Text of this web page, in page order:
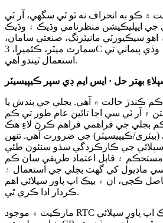
۾ ڪو به انحراف نه ٿو ٿي سگهي، آر ٽي
جي ايپليڪيشن منظرنامي وڌيڪ ۽ وڌيڪ
اهو سيڪيورٽي مانيٽرنگ، صنعتي سامان،
سمارٽ ميٽر، ڪئميرا، 3C پراڊڪٽس ۽ ٻين شعبن ۾ وڏي پيماني تي
استعمال ٿيندو آهي.
بهتر حل · ايس ايم ڊي سپر ڪيپيسيٽر
ڪندڙ حالت ۾ آهي. بجلي جي بندش يا
۾ آر ٽي سي اڃا تائين عام طور تي ڪم
بجلي جي فراهمي فراهم ڪرڻ لاءِ هڪ
(بيٽري/ڪيپيسيٽر) جي ضرورت آهي. تنهن
سپلائي جي ڪارڪردگي سڌو سنئون طئي
۽ قابل اعتماد طريقي سان ڪم
ماڊيول کي گهٽ بجلي جي استعمال ۽
ڪجي، ان ۾ بيڪ اپ پاور سپلائي اهم
ڪردار ادا ڪري ٿي.
مارڪيٽ ۾ موجود RTC ڪلاڪ چپس جي بيڪ اپ پاور سپلائي